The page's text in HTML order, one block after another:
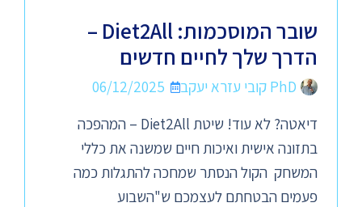
שובר המוסכמות: Diet2All –
הדרך שלך לחיים חדשים
PhD קובי עזרא יעקב
06/12/2025
דיאטה? לא עוד! שיטת Diet2All – המהפכה
בתזונה אישית ואיכות חיים שמשנה את כללי
המשחק הקול הנסתר שמחכה להתגלות כמה
פעמים הבטחתם לעצמכם ש"השבוע